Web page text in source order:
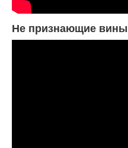
Не признающие